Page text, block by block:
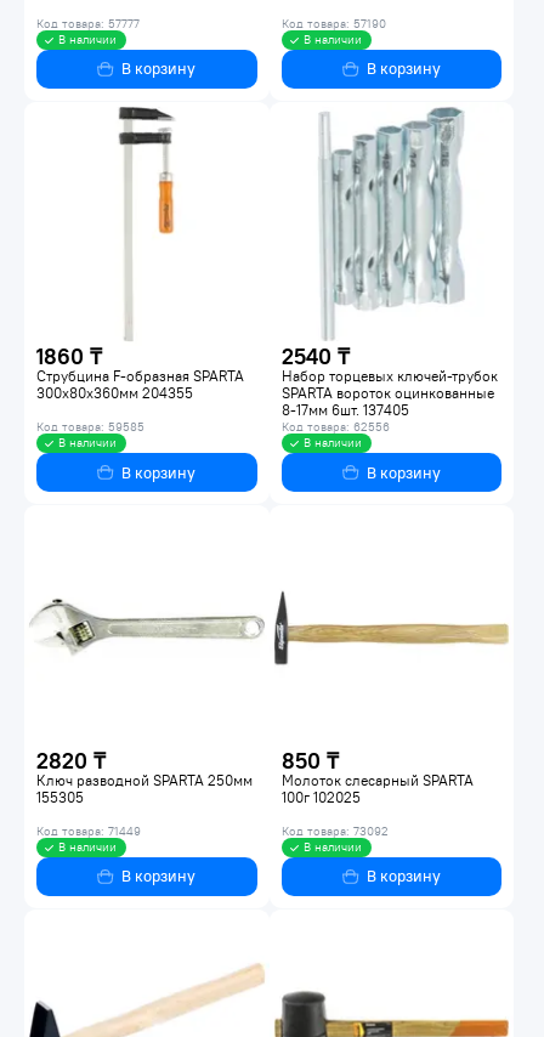
Код товара: 57777
В наличии
В корзину
Код товара: 57190
В наличии
В корзину
1860 ₸
Струбцина F-образная SPARTA
300х80х360мм 204355
Код товара: 59585
В наличии
В корзину
2540 ₸
Набор торцевых ключей-трубок
SPARTA вороток оцинкованные
8-17мм 6шт. 137405
Код товара: 62556
В наличии
В корзину
2820 ₸
Ключ разводной SPARTA 250мм
155305
Код товара: 71449
В наличии
В корзину
850 ₸
Молоток слесарный SPARTA
100г 102025
Код товара: 73092
В наличии
В корзину